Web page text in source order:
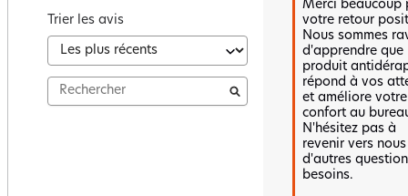
Trier les avis
Merci beaucoup
votre retour
Nous sommes
d'apprendre que
produit
répond à vos
et améliore votre
confort au
N'hésitez pas à
revenir vers
d'autres
besoins.